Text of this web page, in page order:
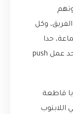
وكل
حدا
عنده فكرة شو اللي صار؟ مين آخر واحد عمل push
قاطعة